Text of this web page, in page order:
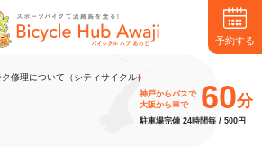
ク修理について（シティサイクル）
神戸からバスで
大阪から車で
60分
駐車場完備 24時間毎 / 500円
予約する